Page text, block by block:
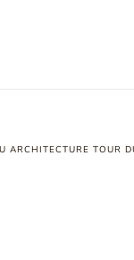
ARCHITECTURE TOUR